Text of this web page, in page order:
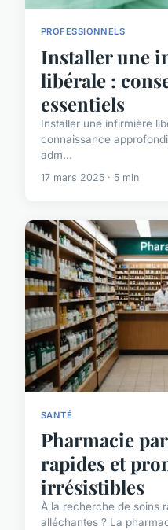
PROFESSIONNELS
Installer une
libérale :
essentiels
Installer une infirmière
connaissance
adm...
17 mars 2025 · 5 min
SANTÉ
Pharmacie
rapides et
irrésistibles
À la recherche de soins
alléchantes ? La